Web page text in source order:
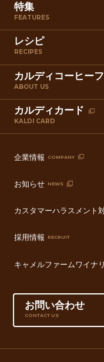
特集
FEATURES
レシピ
RECIPES
カルディコーヒー
ABOUT US
カルディカード
KALDI CARD
企業情報 COMPANY
お知らせ NEWS
カスタマーハラスメント
採用情報 RECRUIT
キャメルファームワイナ
お問い合わせ
CONTACT US